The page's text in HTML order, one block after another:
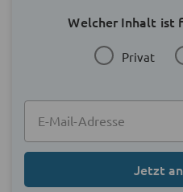
Welcher Inhalt ist
Privat
Jetzt